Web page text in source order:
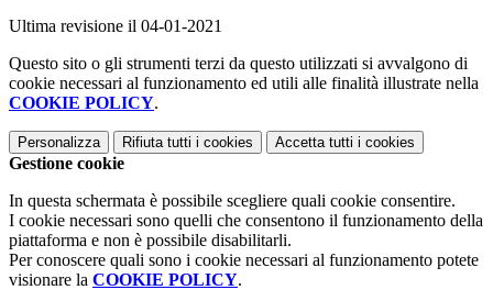
Ultima revisione il 04-01-2021
Questo sito o gli strumenti terzi da questo utilizzati si avvalgono di
cookie necessari al funzionamento ed utili alle finalità illustrate nella
COOKIE POLICY.
Personalizza Rifiuta tutti i cookies Accetta tutti i cookies
Gestione cookie
In questa schermata è possibile scegliere quali cookie consentire.
I cookie necessari sono quelli che consentono il funzionamento della
piattaforma e non è possibile disabilitarli.
Per conoscere quali sono i cookie necessari al funzionamento potete
visionare la COOKIE POLICY.